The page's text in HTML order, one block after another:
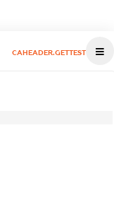
CAHEADER.GETTEST